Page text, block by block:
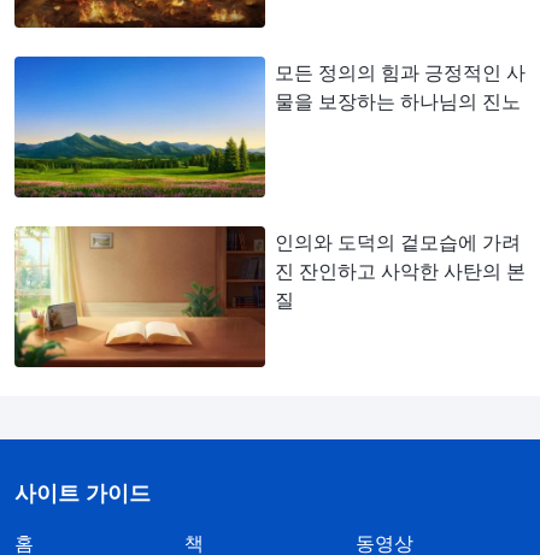
모든 정의의 힘과 긍정적인 사
물을 보장하는 하나님의 진노
인의와 도덕의 겉모습에 가려
진 잔인하고 사악한 사탄의 본
질
사이트 가이드
홈 책 동영상